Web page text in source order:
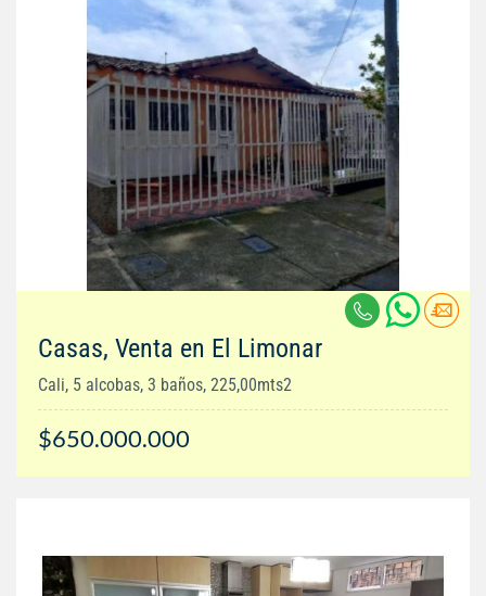
Casas, Venta en El Limonar
Cali, 5 alcobas, 3 baños, 225,00mts2
$650.000.000